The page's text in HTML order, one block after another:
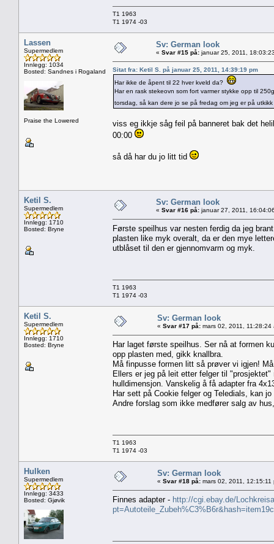
T1 1963
T1 1974 -03
Lassen
Supermedlem
Innlegg: 1034
Bosted: Sandnes i Rogaland
Praise the Lowered
Sv: German look
« Svar #15 på: januar 25, 2011,
Sitat fra: Ketil S. på januar 25, 2011, 14:39:19 pm
Har ikke de åpent til 22 hver kveld da?
Har en rask stekeovn som fort varmer stykke opp til
torsdag, så kan dere jo se på fredag om jeg er på
viss eg ikkje såg feil på banneret bak det
00:00
så då har du jo litt tid
Ketil S.
Supermedlem
Innlegg: 1710
Bosted: Bryne
Sv: German look
« Svar #16 på: januar 27, 2011,
Første speilhus var nesten ferdig da jeg
plasten like myk overalt, da er den mye
utblåset til den er gjennomvarm og myk.
T1 1963
T1 1974 -03
Ketil S.
Supermedlem
Innlegg: 1710
Bosted: Bryne
Sv: German look
« Svar #17 på: mars 02, 2011, 11:28:24
Har laget første speilhus. Ser nå at formen
opp plasten med, gikk knallbra.
Må finpusse formen litt så prøver vi igjen!
Ellers er jeg på leit etter felger til
hulldimensjon. Vanskelig å få adapter fra
Har sett på Cookie felger og Teledials, kan
Andre forslag som ikke medfører salg av
T1 1963
T1 1974 -03
Hulken
Supermedlem
Innlegg: 3433
Bosted: Gjøvik
Sv: German look
« Svar #18 på: mars 02, 2011, 12:15:11
Finnes adapter - http://cgi.ebay.de/